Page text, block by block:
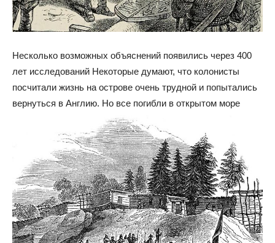
Несколько возможных объяснений появились через 400
лет исследований Некоторые думают, что колонисты
посчитали жизнь на острове очень трудной и попытались
вернуться в Англию. Но все погибли в открытом море